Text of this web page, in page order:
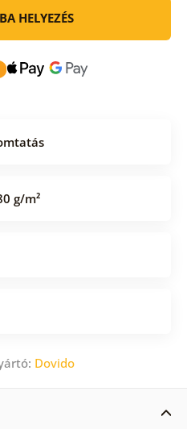
HELYEZÉS
g/m²
Dovido